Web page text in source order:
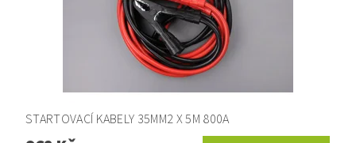
STARTOVACÍ KABELY 35MM2 X 5M 800A